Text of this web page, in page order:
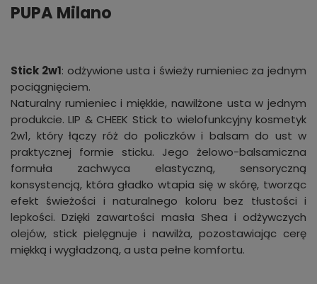
PUPA Milano
Stick 2w1: odżywione usta i świeży rumieniec za jednym
pociągnięciem.
Naturalny rumieniec i miękkie, nawilżone usta w jednym
produkcie. LIP & CHEEK Stick to wielofunkcyjny kosmetyk
2w1, który łączy róż do policzków i balsam do ust w
praktycznej formie sticku. Jego żelowo-balsamiczna
formuła zachwyca elastyczną, sensoryczną
konsystencją, która gładko wtapia się w skórę, tworząc
efekt świeżości i naturalnego koloru bez tłustości i
lepkości. Dzięki zawartości masła Shea i odżywczych
olejów, stick pielęgnuje i nawilża, pozostawiając cerę
miękką i wygładzoną, a usta pełne komfortu.